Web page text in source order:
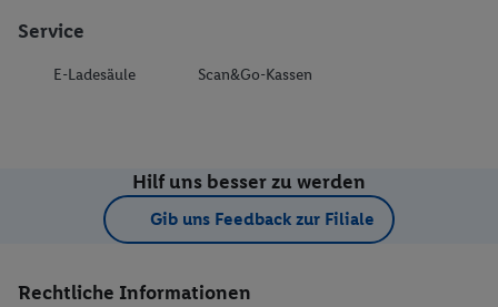
Service
E-Ladesäule Scan&Go-Kassen
Hilf uns besser zu werden
Gib uns Feedback zur Filiale
Rechtliche Informationen